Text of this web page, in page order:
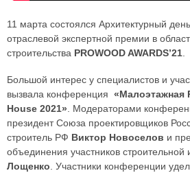
11 марта состоялся Архитектурный
отраслевой экспертной премии в
строительства PROWOOD AWARDS’21.
Большой интерес у специалистов и
вызвала конференция «Малоэтажная
House 2021». Модераторами
президент Союза проектировщиков
строитель РФ Виктор Новоселов и
объединения участников строительной
Лощенко. Участники конференции